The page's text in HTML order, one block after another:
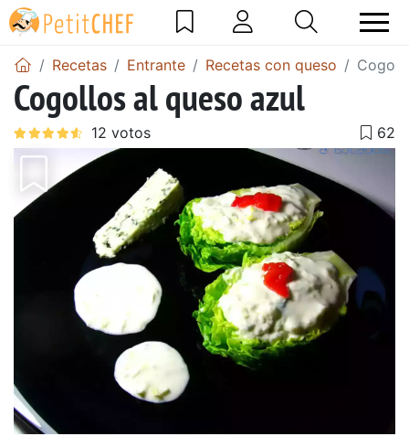
Recetas Entrante Recetas con queso
Cogollos al queso azul